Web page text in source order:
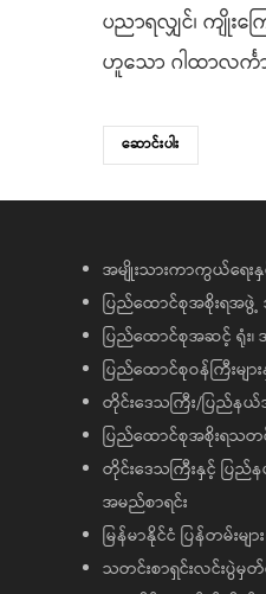
ပညာရလျှင်၊ ကျိုးကြ
ဟူသော ဂါထာလင်္က
ဆောင်းပါး
အမျိုးသားကာကွယ်ရေး
ပြည်ထောင်စုအစိုးရအဖွဲ့
ပြည်ထောင်စုအဆင့် ရုံး၊
ပြည်ထောင်စုဝန်ကြီးမျာ
တိုင်းဒေသကြီး/ပြည်န
ပြည်ထောင်စုအစိုးရသတ
တိုင်းဒေသကြီးနှင့် ပြည်န
အမည်စာရင်း
မြန်မာနိုင်ငံ ပြန်တမ်းများ
သတင်းစာရှင်းလင်းပွဲမှတ်